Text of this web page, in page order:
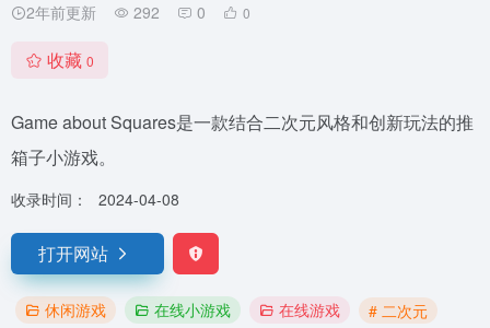
2年前更新 292 0 0
收藏 0
Game about Squares是一款结合二次元风格和创新玩法的推
箱子小游戏。
收录时间： 2024-04-08
打开网站
休闲游戏 在线小游戏 在线游戏
# 二次元